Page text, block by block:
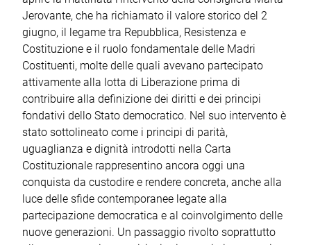
Jerovante, che ha richiamato il valore storico del 2
giugno, il legame tra Repubblica, Resistenza e
Costituzione e il ruolo fondamentale delle Madri
Costituenti, molte delle quali avevano partecipato
attivamente alla lotta di Liberazione prima di
contribuire alla definizione dei diritti e dei principi
fondativi dello Stato democratico. Nel suo intervento è
stato sottolineato come i principi di parità,
uguaglianza e dignità introdotti nella Carta
Costituzionale rappresentino ancora oggi una
conquista da custodire e rendere concreta, anche alla
luce delle sfide contemporanee legate alla
partecipazione democratica e al coinvolgimento delle
nuove generazioni. Un passaggio rivolto soprattutto